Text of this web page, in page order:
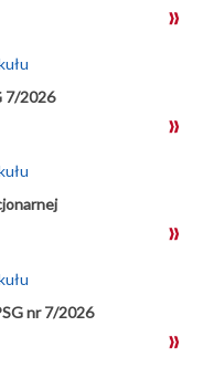
7/2026
nr 7/2026